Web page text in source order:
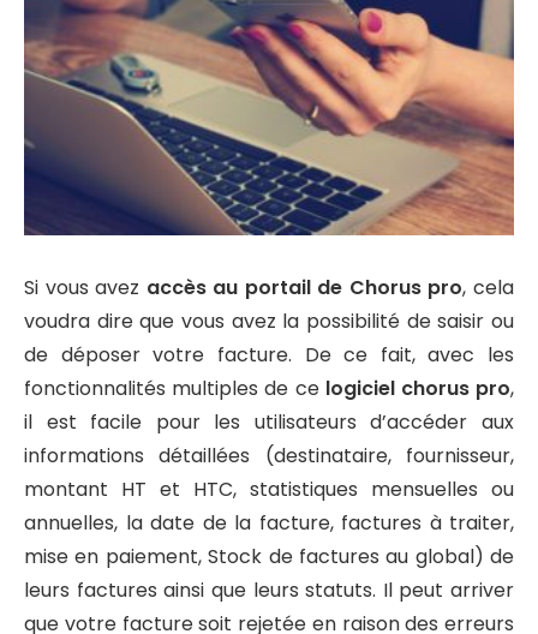
Si vous avez accès au portail de Chorus pro, cela
voudra dire que vous avez la possibilité de saisir ou
de déposer votre facture. De ce fait, avec les
fonctionnalités multiples de ce logiciel chorus pro,
il est facile pour les utilisateurs d’accéder aux
informations détaillées (destinataire, fournisseur,
montant HT et HTC, statistiques mensuelles ou
annuelles, la date de la facture, factures à traiter,
mise en paiement, Stock de factures au global) de
leurs factures ainsi que leurs statuts. Il peut arriver
que votre facture soit rejetée en raison des erreurs